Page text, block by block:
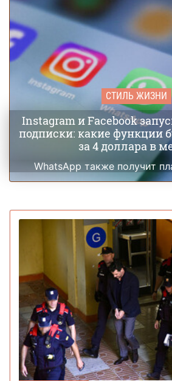
СТИЛЬ ЖИЗНИ
Instagram и Facebook
подписки: какие функции
за 4 доллара в
WhatsApp также получит